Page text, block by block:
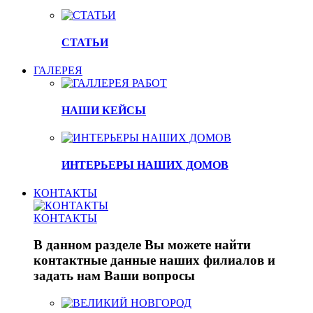
СТАТЬИ
ГАЛЕРЕЯ
НАШИ КЕЙСЫ
ИНТЕРЬЕРЫ НАШИХ ДОМОВ
КОНТАКТЫ
КОНТАКТЫ
В данном разделе Вы можете найти
контактные данные наших филиалов и
задать нам Ваши вопросы